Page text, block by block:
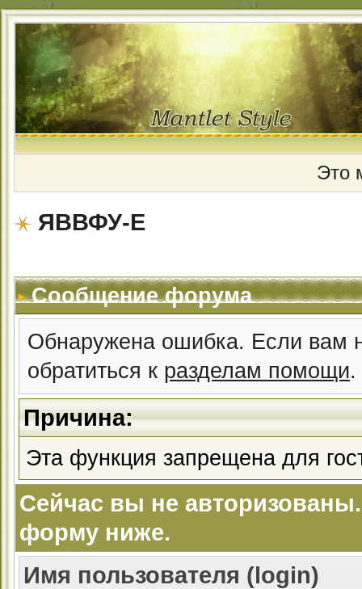
Это
ЯВВФУ-Е
Сообщение форума
Обнаружена ошибка. Если вам
обратиться к разделам помощи.
Причина:
Эта функция запрещена для
Сейчас вы не
форму ниже.
Имя пользователя (login)